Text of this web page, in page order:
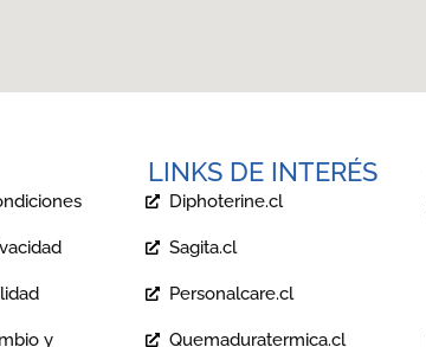
y
LINKS DE INTERÉS
Diphoterine.cl
Sagita.cl
Personalcare.cl
Quemaduratermica.cl